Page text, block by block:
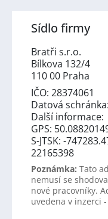
Sídlo firmy
Bratři s.r.o.
Bílkova 132/4
110 00 Praha
IČO: 28374061
Datová
Další informace:
GPS:
S-JTSK: -
22165398
Poznámka: Tato
nemusí se
nové pracovníky.
uvedena v inzerci